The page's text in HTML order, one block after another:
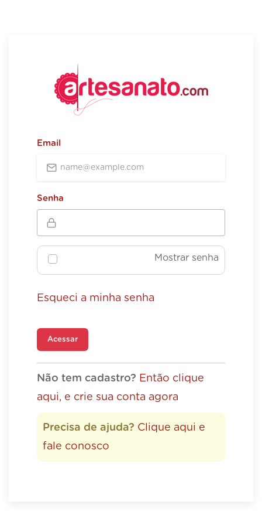
Email
Senha
Mostrar senha
Esqueci a minha senha
Acessar
Não tem cadastro? Então clique
aqui, e crie sua conta agora
Precisa de ajuda? Clique aqui e
fale conosco